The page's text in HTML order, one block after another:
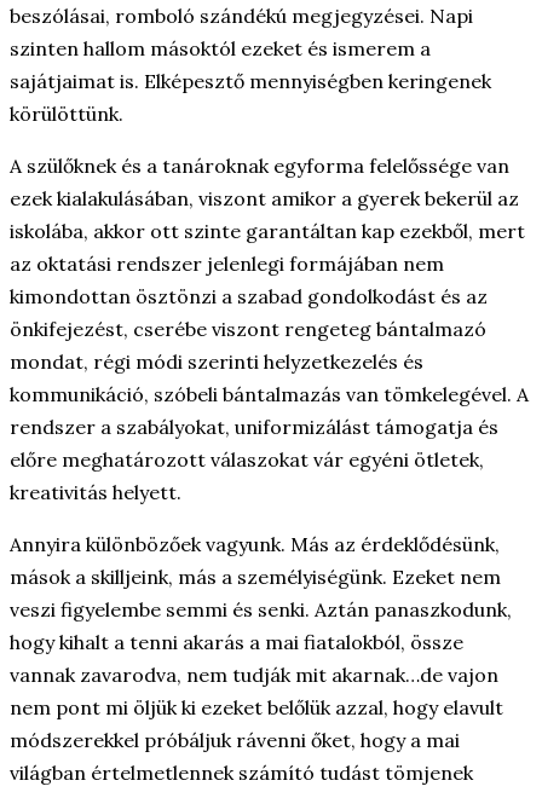
beszólásai, romboló szándékú megjegyzései. Napi
szinten hallom másoktól ezeket és ismerem a
sajátjaimat is. Elképesztő mennyiségben keringenek
körülöttünk.
A szülőknek és a tanároknak egyforma felelőssége van
ezek kialakulásában, viszont amikor a gyerek bekerül az
iskolába, akkor ott szinte garantáltan kap ezekből, mert
az oktatási rendszer jelenlegi formájában nem
kimondottan ösztönzi a szabad gondolkodást és az
önkifejezést, cserébe viszont rengeteg bántalmazó
mondat, régi módi szerinti helyzetkezelés és
kommunikáció, szóbeli bántalmazás van tömkelegével. A
rendszer a szabályokat, uniformizálást támogatja és
előre meghatározott válaszokat vár egyéni ötletek,
kreativitás helyett.
Annyira különbözőek vagyunk. Más az érdeklődésünk,
mások a skilljeink, más a személyiségünk. Ezeket nem
veszi figyelembe semmi és senki. Aztán panaszkodunk,
hogy kihalt a tenni akarás a mai fiatalokból, össze
vannak zavarodva, nem tudják mit akarnak…de vajon
nem pont mi öljük ki ezeket belőlük azzal, hogy elavult
módszerekkel próbáljuk rávenni őket, hogy a mai
világban értelmetlennek számító tudást tömjenek